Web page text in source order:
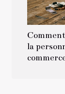
la